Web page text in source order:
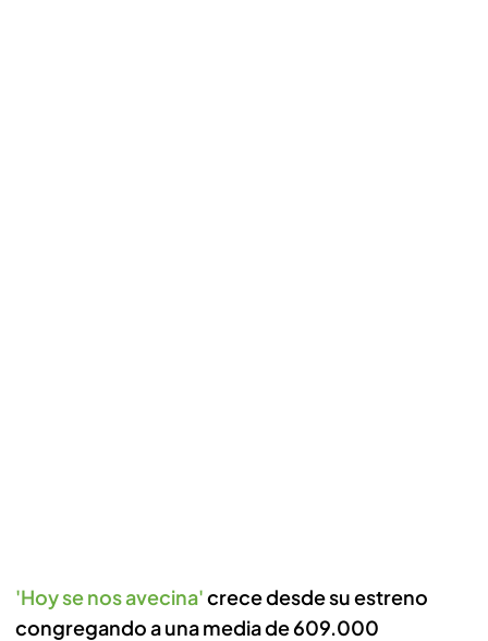
'Hoy se nos avecina'crece desde su estreno
congregando a una media de 609.000